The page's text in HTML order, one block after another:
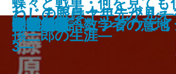
ねじまき鳥クロニク
鳥刺し男編―
晏子〔一〕
晏子〔二〕
トゥインクル・ボーイ
流星たちの宴
陋巷に在り〔2〕呪の巻
リヴィエラを撃て〔上〕
リヴィエラを撃て〔下〕
天狗争乱
ポプラの秋
父の威厳 数学者の意地
天鵞絨物語
家族趣味
牛への道
わしの眼は十年先が見
孫三郎の生涯―
母の影
閉鎖病棟
いだす―ヘミングウェ
3―
明和絵暦
夕顔